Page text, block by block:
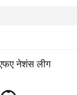
नेशंस लीग